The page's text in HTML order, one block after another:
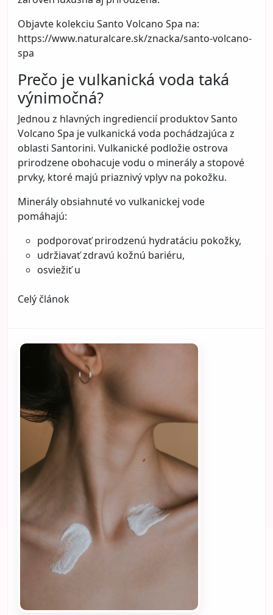
udržať zdravé vlasy aj pri
pravidelnom farbení: Triky od
kaderníkov, ktoré fungujú
Kategória:Krása
Farbenie vlasov je pre mnoho žien bežnou
súčasťou starostlivosti o vzhľad. Či už ide o
prekrytie šedín, oživenie prirodzenej farby alebo
úplnú zmenu štýlu, vlasy zohrávajú v celkovom
dojme veľkú úlohu. Problém však nastáva vtedy,
keď sa spolu s farbou začne zhoršovať aj kvalita
vlasov.
Suchosť, lámavosť, strata lesku alebo „unavený“
vzhľad vlasov patria medzi najčastejšie dôsledky
častého farbenia. Dobrou správou však je, že
poškodené vlasy. Kľúčom je správna starostlivosť,
Aj kaderníci sa zhodujú na tom, že výsledok
nezávisí len od farby samotnej, ale najmä od toho,
ako sa o vlasy staráte medzi jednotlivými
farbeniami.
Prečo farbenie vlasy zaťažuje
Každý zásah do vlasovej štruktúry znamená určitú
záťaž. Farbenie môže ovplyvniť prirodzenú
ochrannú vrstvu vlasu, čo sa následne prejaví
suchosťou, zníženou pružnosťou alebo stratou
lesku. To však neznamená, že by ste sa farbenia
mali vzdať. Znamená to len, že vlasy potrebujú viac
pozornosti.
Najväčší problém nevzniká samotným farbením,
ale tým, že sa starostlivosť neprispôsobí novému